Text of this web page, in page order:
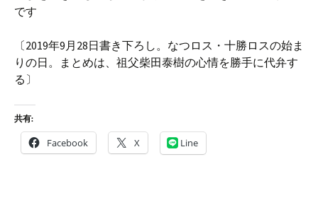
です
〔2019年9月28日書き下ろし。なつロス・十勝ロスの始ま
りの日。まとめは、祖父柴田泰樹の心情を勝手に代弁す
る〕
共有:
Facebook X Line